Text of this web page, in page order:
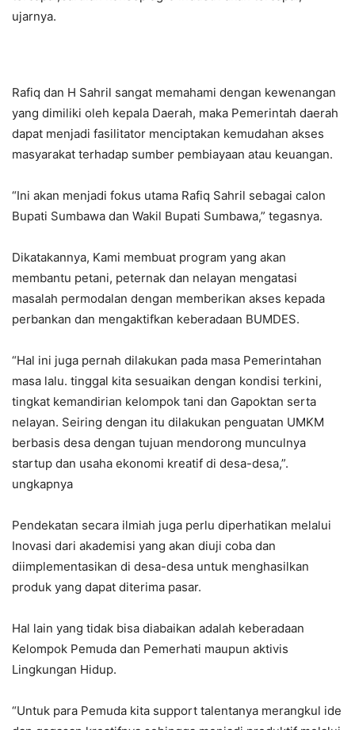
ujarnya.
Rafiq dan H Sahril sangat memahami dengan kewenangan
yang dimiliki oleh kepala Daerah, maka Pemerintah daerah
dapat menjadi fasilitator menciptakan kemudahan akses
masyarakat terhadap sumber pembiayaan atau keuangan.
“Ini akan menjadi fokus utama Rafiq Sahril sebagai calon
Bupati Sumbawa dan Wakil Bupati Sumbawa,” tegasnya.
Dikatakannya, Kami membuat program yang akan
membantu petani, peternak dan nelayan mengatasi
masalah permodalan dengan memberikan akses kepada
perbankan dan mengaktifkan keberadaan BUMDES.
“Hal ini juga pernah dilakukan pada masa Pemerintahan
masa lalu. tinggal kita sesuaikan dengan kondisi terkini,
tingkat kemandirian kelompok tani dan Gapoktan serta
nelayan. Seiring dengan itu dilakukan penguatan UMKM
berbasis desa dengan tujuan mendorong munculnya
startup dan usaha ekonomi kreatif di desa-desa,”.
ungkapnya
Pendekatan secara ilmiah juga perlu diperhatikan melalui
Inovasi dari akademisi yang akan diuji coba dan
diimplementasikan di desa-desa untuk menghasilkan
produk yang dapat diterima pasar.
Hal lain yang tidak bisa diabaikan adalah keberadaan
Kelompok Pemuda dan Pemerhati maupun aktivis
Lingkungan Hidup.
“Untuk para Pemuda kita support talentanya merangkul ide